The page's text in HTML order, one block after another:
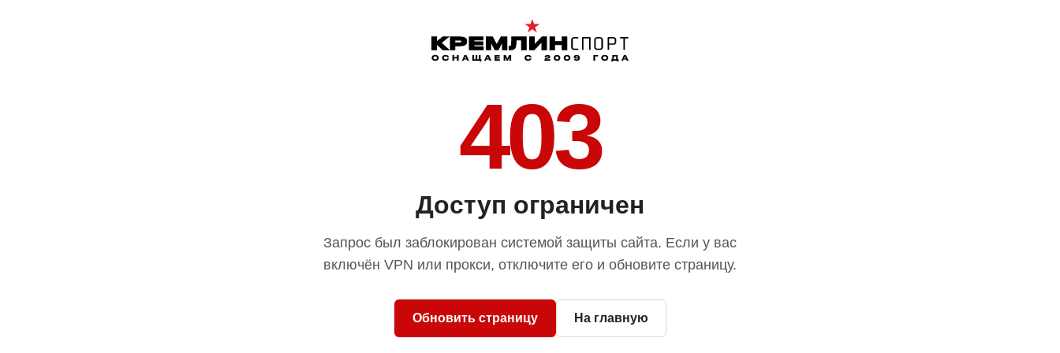
403
Доступ ограничен
Запрос был заблокирован системой защиты сайта. Если у вас
включён VPN или прокси, отключите его и обновите страницу.
Обновить страницу На главную